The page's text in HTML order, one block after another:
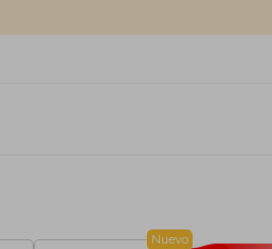
sus obras más
y su coautoría en
Nuevo